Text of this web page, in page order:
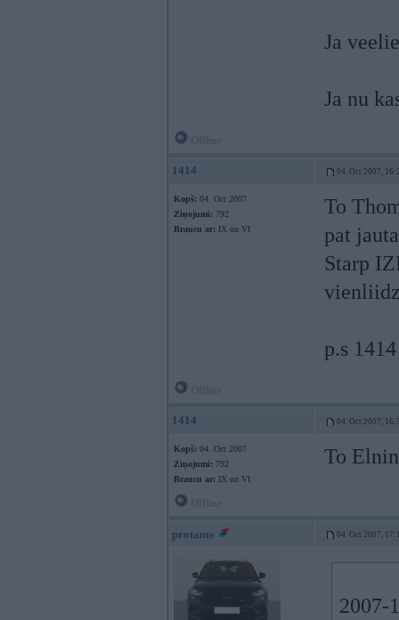
Ja
Ja nu
1414 04. Oct 2007,
Kopš: 04. Oct 2007
Ziņojumi: 792
Braucu ar: IX un VI
To
pat
Starp
p.s
1414 04. Oct 2007,
Kopš: 04. Oct 2007
Ziņojumi: 792
Braucu ar: IX un VI
To
protams 04. Oct 2007,
2007-